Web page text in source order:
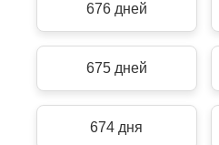
676 дней
675 дней
674 дня